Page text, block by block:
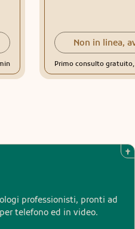
Non in linea,
Primo consulto
professionisti, pronti ad
telefono ed in video.